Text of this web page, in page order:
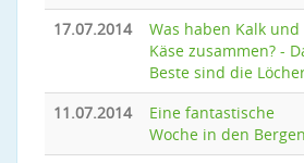
17.07.2014
Was haben Kalk und
Käse zusammen? -
Beste sind die
11.07.2014
Eine fantastische
Woche in den Bergen